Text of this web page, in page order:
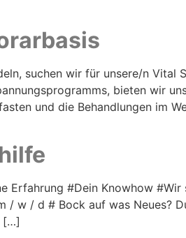
suchen wir für unsere/n Vital
bieten wir
und die Behandlungen im
Erfahrung #Dein Knowhow #Wir
/ w / d # Bock auf was Neues?
[…]